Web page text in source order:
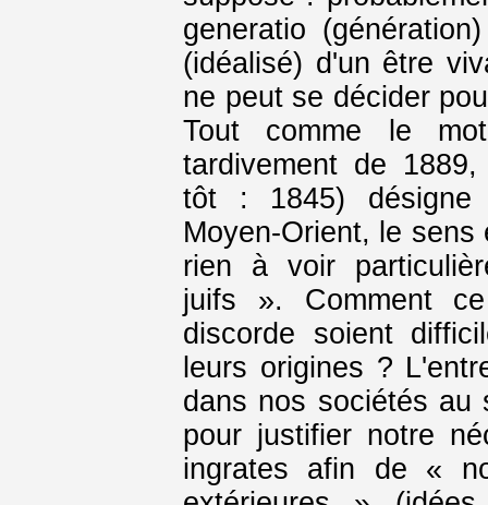
generatio
(idéalisé) d'un être
ne peut se décider
Tout comme le
tardivement de
tôt : 1845) désigne
Moyen-Orient, le
rien à voir
juifs ». Comment
discorde soient
leurs origines ?
dans nos sociétés au
pour justifier notre
ingrates afin de «